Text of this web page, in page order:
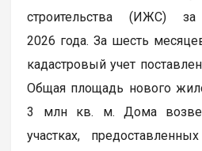
строительства (ИЖС)
2026 года. За шесть
кадастровый учет
Общая площадь нового
3 млн кв. м. Дома
участках,